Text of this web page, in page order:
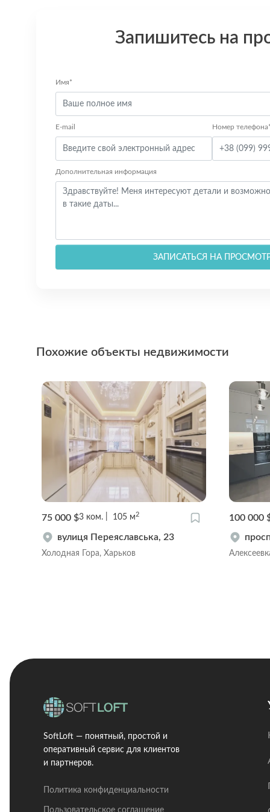
Запишитесь на
Имя*
E-mail Номер
Дополнительная информация
ЗАПИСАТЬСЯ НА
Похожие объекты недвижимости
75 000 $3 ком. 105 м2
вулиця Переяславська, 23
Холодная Гора, Харьков
100 000
SoftLoft — понятный, простой и
оперативный сервис для клиентов
и партнеров.
Политика конфиденциальности